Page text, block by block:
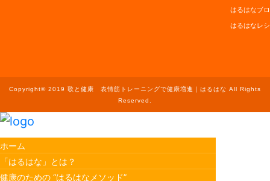
はるはなブ
はるはなレ
Copyright© 2019 歌と健康 表情筋トレーニングで健康増進｜はるはな All Rights
Reserved.
ホーム
「はるはな」とは？
健康のための “はるはなメソッド”